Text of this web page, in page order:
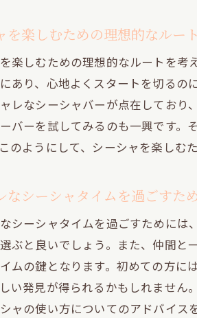
を楽しむための理想的なルー
楽しむための理想的なルートを
あり、心地よくスタートを切るの
レなシーシャバーが点在してお
バーを試してみるのも一興です
のようにして、シーシャを楽し
なシーシャタイムを過ごすた
シーシャタイムを過ごすために
ぶと良いでしょう。また、仲間と
ムの鍵となります。初めての方
い発見が得られるかもしれませ
ャの使い方についてのアドバイ